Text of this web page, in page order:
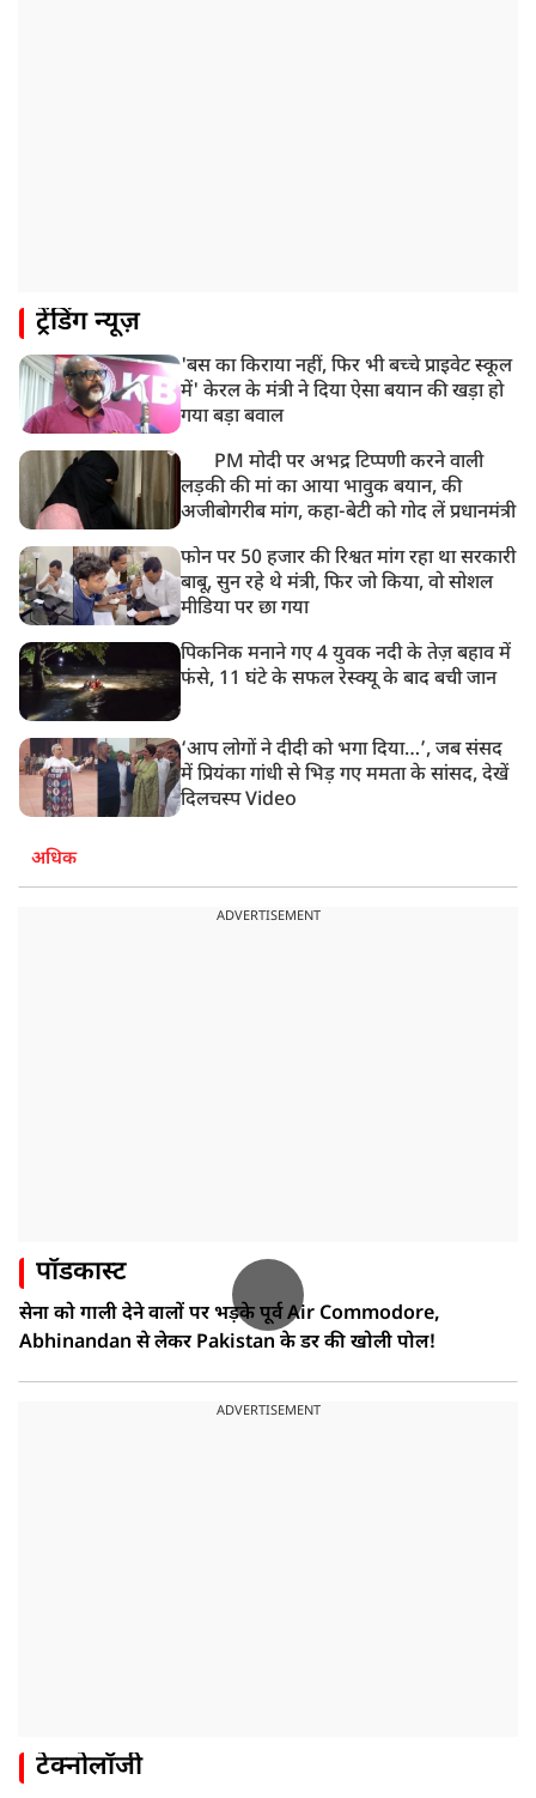
ट्रेंडिंग न्यूज़
'बस का किराया नहीं, फिर भी बच्चे प्राइवेट स्कूल
में' केरल के मंत्री ने दिया ऐसा बयान की खड़ा हो
गया बड़ा बवाल
PM मोदी पर अभद्र टिप्पणी करने वाली
लड़की की मां का आया भावुक बयान, की
अजीबोगरीब मांग, कहा-बेटी को गोद लें प्रधानमंत्री
फोन पर 50 हजार की रिश्वत मांग रहा था सरकारी
बाबू, सुन रहे थे मंत्री, फिर जो किया, वो सोशल
मीडिया पर छा गया
पिकनिक मनाने गए 4 युवक नदी के तेज़ बहाव में
फंसे, 11 घंटे के सफल रेस्क्यू के बाद बची जान
‘आप लोगों ने दीदी को भगा दिया…’, जब संसद
में प्रियंका गांधी से भिड़ गए ममता के सांसद, देखें
दिलचस्प Video
अधिक
ADVERTISEMENT
पॉडकास्ट
सेना को गाली देने वालों पर भड़के पूर्व Air Commodore,
Abhinandan से लेकर Pakistan के डर की खोली पोल!
ADVERTISEMENT
टेक्नोलॉजी